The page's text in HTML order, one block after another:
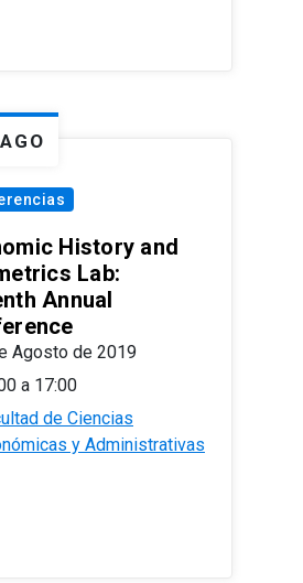
AGO
History and
Lab:
Annual
Agosto de 2019
a 17:00
de Ciencias
y Administrativas